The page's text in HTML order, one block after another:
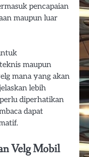
pencapaian
maupun luar
maupun
mana yang akan
lebih
diperhatikan
dapat
Velg Mobil